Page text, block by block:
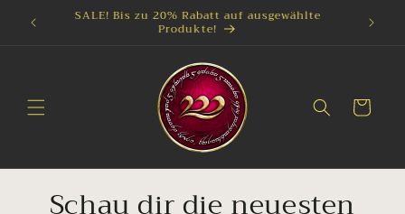
zum
SALE! Bis zu 20% Rabatt auf ausgewählte
Produkte!
Warenkorb